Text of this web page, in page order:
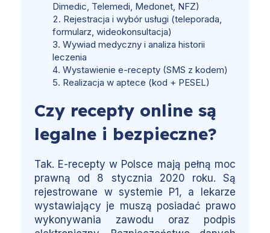
Dimedic, Telemedi, Medonet, NFZ)
Rejestracja i wybór usługi (teleporada,
formularz, wideokonsultacja)
Wywiad medyczny i analiza historii
leczenia
Wystawienie e-recepty (SMS z kodem)
Realizacja w aptece (kod + PESEL)
Czy recepty online są
legalne i bezpieczne?
Tak. E-recepty w Polsce mają pełną moc
prawną od 8 stycznia 2020 roku. Są
rejestrowane w systemie P1, a lekarze
wystawiający je muszą posiadać prawo
wykonywania zawodu oraz podpis